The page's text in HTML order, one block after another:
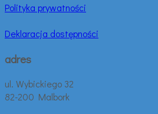
Polityka prywatności
Deklaracja dostępności
adres
ul. Wybickiego 32
82-200 Malbork